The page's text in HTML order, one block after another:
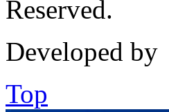
Reserved.
Developed by
Top